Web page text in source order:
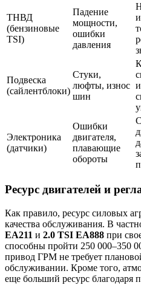
ТНВД
(бензиновые
TSI)
Падение
мощности,
ошибки
давления
Подвеска
(сайлентблоки)
Стуки,
люфты, износ
шин
Электроника
(датчики)
Ошибки
двигателя,
плавающие
обороты
Ресурс двигателей и
Как правило, ресурс силовых
качества обслуживания. В
EA211 и 2.0 TSI EA888 при
способны пройти 250 000–350
привод ГРМ не требует
обслуживании. Кроме того,
еще больший ресурс благодаря